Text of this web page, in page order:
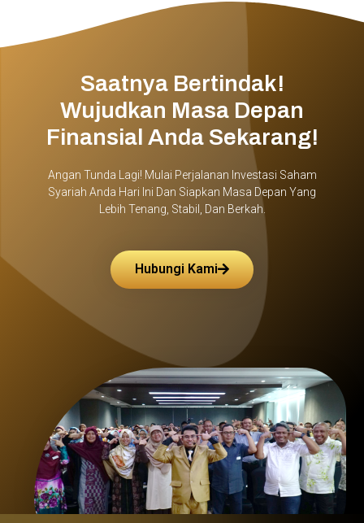
Saatnya Bertindak!
Wujudkan Masa Depan
Finansial Anda Sekarang!
Angan Tunda Lagi! Mulai Perjalanan Investasi Saham
Syariah Anda Hari Ini Dan Siapkan Masa Depan Yang
Lebih Tenang, Stabil, Dan Berkah.
Hubungi Kami